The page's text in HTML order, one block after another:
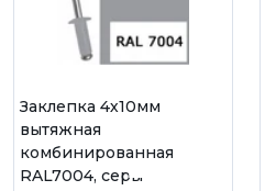
Заклепка 4х10мм
вытяжная
комбинированная
RAL7004, серый